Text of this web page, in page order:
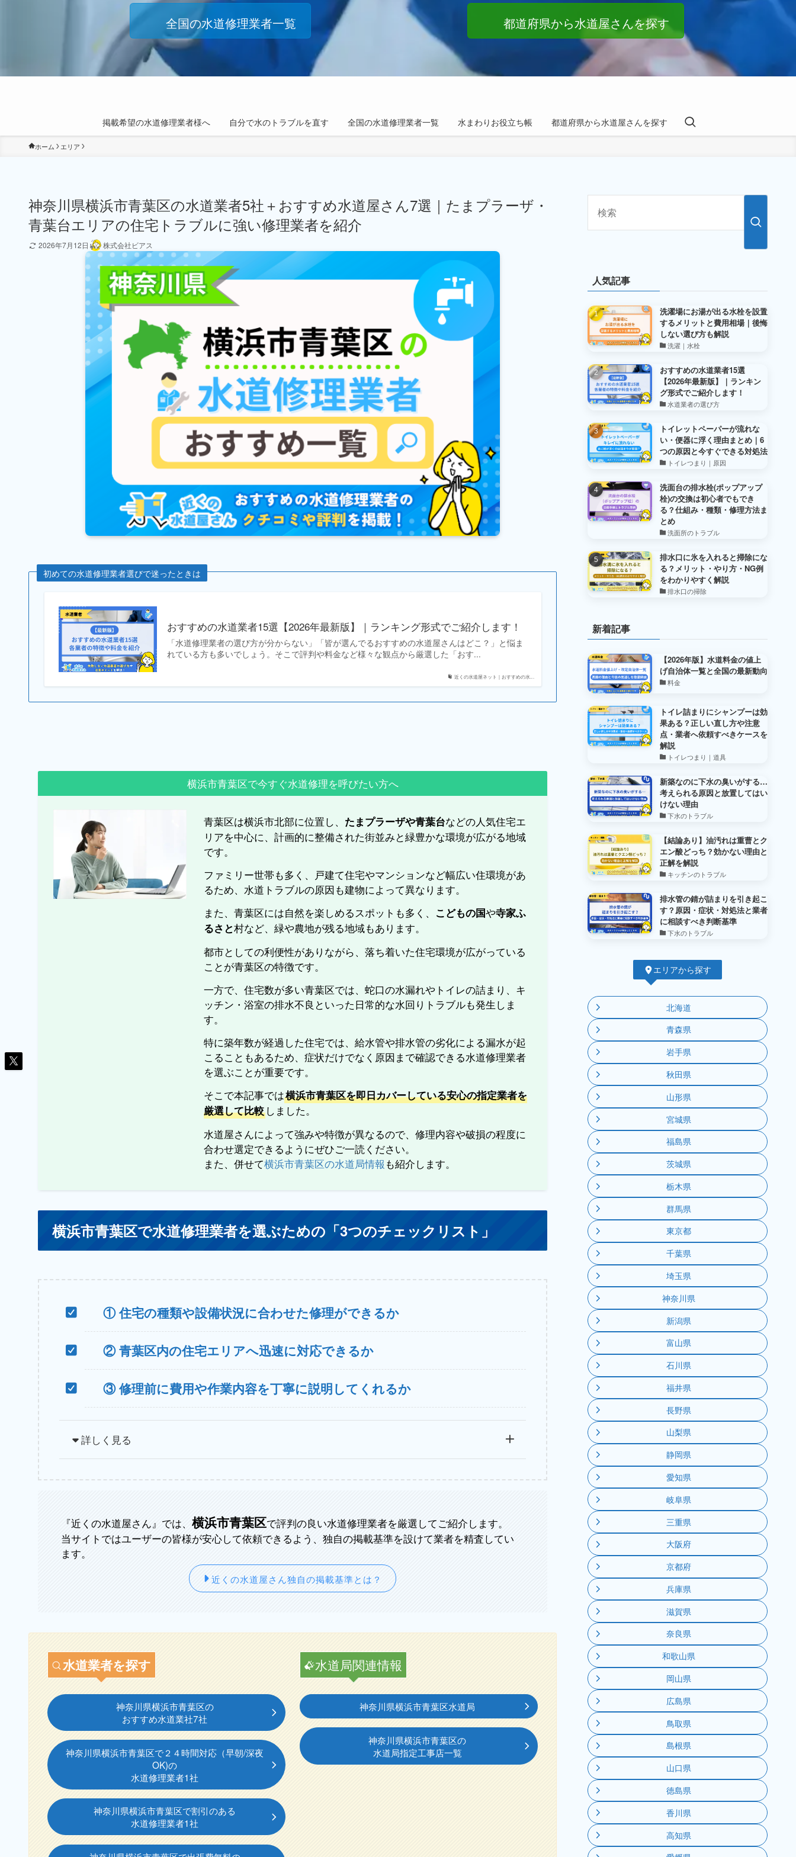
掲載希望の水道修理業者様へ 自分で水のトラブルを直す 全国の水道修理業者一覧 水まわりお役立ち帳 都道府県から水道屋さんを探す
全国の水道修理業者一覧 都道府県から水道屋さんを探す
ホーム エリア
神奈川県横浜市青葉区の水道業者5社＋おすすめ水道屋さん7選｜たまプラーザ・
青葉台エリアの住宅トラブルに強い修理業者を紹介
2026年7月12日 株式会社ビアス
初めての水道修理業者選びで迷ったときは
近くの水道屋ネット｜おすすめの水...
おすすめの水道業者15選【2026年最新版】｜ランキング形式でご紹介します！
「水道修理業者の選び方が分からない」「皆が選んでるおすすめの水道屋さんはどこ？」と悩ま
れている方も多いでしょう。そこで評判や料金など様々な観点から厳選した「おす...
横浜市青葉区で今すぐ水道修理を呼びたい方へ
青葉区は横浜市北部に位置し、 たまプラーザや青葉台などの人気住宅エ
リアを中心に、計画的に整備された街並みと緑豊かな環境が広がる地域
です。
ファミリー世帯も多く、戸建て住宅やマンションなど幅広い住環境があ
るため、水道トラブルの原因も建物によって異なります。
また、青葉区には自然を楽しめるスポットも多く、 こどもの国や寺家ふ
るさと村など、緑や農地が残る地域もあります。
都市としての利便性がありながら、落ち着いた住宅環境が広がっている
ことが青葉区の特徴です。
一方で、住宅数が多い青葉区では、蛇口の水漏れやトイレの詰まり、キ
ッチン・浴室の排水不良といった日常的な水回りトラブルも発生しま
す。
特に築年数が経過した住宅では、給水管や排水管の劣化による漏水が起
こることもあるため、症状だけでなく原因まで確認できる水道修理業者
を選ぶことが重要です。
そこで本記事では横浜市青葉区を即日カバーしている安心の指定業者を
厳選して比較しました。
水道屋さんによって強みや特徴が異なるので、修理内容や破損の程度に
合わせ選定できるようにぜひご一読ください。
また、併せて横浜市青葉区の水道局情報 も紹介します。
横浜市青葉区で水道修理業者を選ぶための「3つのチェックリスト」
① 住宅の種類や設備状況に合わせた修理ができるか
② 青葉区内の住宅エリアへ迅速に対応できるか
③ 修理前に費用や作業内容を丁寧に説明してくれるか
詳しく見る
『近くの水道屋さん』では、 横浜市青葉区で評判の良い水道修理業者を厳選してご紹介します。
当サイトではユーザーの皆様が安心して依頼できるよう、独自の掲載基準を設けて業者を精査してい
ます。
近くの水道屋さん独自の掲載基準とは？
水道業者を探す
神奈川県横浜市青葉区の
おすすめ水道業社7社
神奈川県横浜市青葉区で２４時間対応（早朝/深夜
OK)の
水道修理業者1社
神奈川県横浜市青葉区で割引のある
水道修理業者1社
水道局関連情報
神奈川県横浜市青葉区水道局
神奈川県横浜市青葉区の
水道局指定工事店一覧
人気記事
洗濯場にお湯が出る水栓を設置
するメリットと費用相場｜後悔
しない選び方も解説
洗濯｜水栓
おすすめの水道業者15選
【2026年最新版】｜ランキン
グ形式でご紹介します！
水道業者の選び方
トイレットペーパーが流れな
い・便器に浮く理由まとめ｜6
つの原因と今すぐできる対処法
トイレつまり｜原因
洗面台の排水栓(ポップアップ
栓)の交換は初心者でもでき
る？仕組み・種類・修理方法ま
とめ
洗面所のトラブル
排水口に氷を入れると掃除にな
る？メリット・やり方・NG例
をわかりやすく解説
排水口の掃除
新着記事
【2026年版】水道料金の値上
げ自治体一覧と全国の最新動向
料金
トイレ詰まりにシャンプーは効
果ある？正しい直し方や注意
点・業者へ依頼すべきケースを
解説
トイレつまり｜道具
新築なのに下水の臭いがする…
考えられる原因と放置してはい
けない理由
下水のトラブル
【結論あり】油汚れは重曹とク
エン酸どっち？効かない理由と
正解を解説
キッチンのトラブル
排水管の錆が詰まりを引き起こ
す？原因・症状・対処法と業者
に相談すべき判断基準
下水のトラブル
エリアから探す
北海道
青森県
岩手県
秋田県
山形県
宮城県
福島県
茨城県
栃木県
群馬県
東京都
千葉県
埼玉県
神奈川県
新潟県
富山県
石川県
福井県
長野県
山梨県
静岡県
愛知県
岐阜県
三重県
大阪府
京都府
兵庫県
滋賀県
奈良県
和歌山県
岡山県
広島県
鳥取県
島根県
山口県
徳島県
香川県
高知県